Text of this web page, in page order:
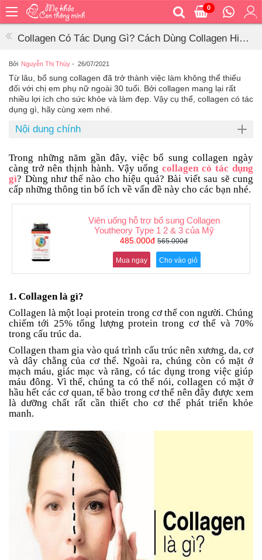
0
chủ
ăn
Bé
vệ
sinh
Bé
mặc
Bé
đi
ra
ngoài
Bé
Bé
tắm
Bé
mà
học
Dành
cho
mẹ
Collagen Có Tác Dụng Gì? Cách Dùng Collagen Hiệu
Bởi Nguyễn Thị Thùy - 26/07/2021
Từ lâu, bổ sung collagen đã trở thành việc làm không thể thiếu
đối với chị em phụ nữ ngoài 30 tuổi. Bởi collagen mang lại rất
nhiều lợi ích cho sức khỏe và làm đẹp. Vậy cụ thể, collagen có tác
dụng gì, hãy cùng xem nhé.
Nội dung chính
Trong những năm gần đây, việc bổ sung collagen ngày
càng trở nên thịnh hành. Vậy uốngcollagen có tác dụng
gì? Dùng như thế nào cho hiệu quả? Bài viết sau sẽ cung
cấp những thông tin bổ ích về vấn đề này cho các bạn nhé.
Viên uống hỗ trợ bổ sung Collagen
Youtheory Type 1 2 & 3 của Mỹ
485.000đ565.000đ
Mua ngay Cho vào giỏ
1. Collagen là gì?
Collagen là một loại protein trong cơ thể con người. Chúng
chiếm tới 25% tổng lượng protein trong cơ thể và 70%
trong cấu trúc da.
Collagen tham gia vào quá trình cấu trúc nên xương, da, cơ
và dây chằng của cơ thể. Ngoài ra, chúng còn có mặt ở
mạch máu, giác mạc và răng, có tác dụng trong việc giúp
máu đông. Vì thế, chúng ta có thể nói, collagen có mặt ở
hầu hết các cơ quan, tế bào trong cơ thể nên đây được xem
là dưỡng chất rất cần thiết cho cơ thể phát triển khỏe
manh.